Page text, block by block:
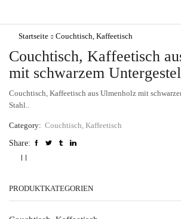
Startseite Couchtisch, Kaffeetisch
Couchtisch, Kaffeetisch
mit schwarzem
Couchtisch, Kaffeetisch aus Ulmenholz mit
Stahl..
Category: Couchtisch, Kaffeetisch
Share:
PRODUKTKATEGORIEN